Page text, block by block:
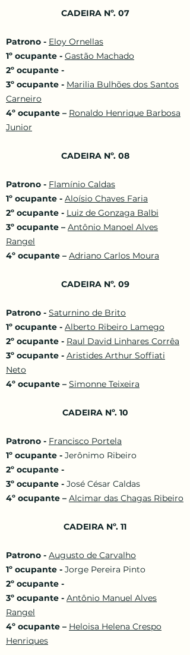
CADEIRA Nº. 07
Patrono - Eloy Ornellas
1º ocupante - Gastão Machado
2º ocupante -
3º ocupante - Marilia Bulhões dos Santos
Carneiro
4º ocupante – Ronaldo Henrique Barbosa
Junior
CADEIRA Nº. 08
Patrono - Flamínio Caldas
1º ocupante - Aloísio Chaves Faria
2º ocupante - Luiz de Gonzaga Balbi
3º ocupante – Antônio Manoel Alves
Rangel
4º ocupante – Adriano Carlos Moura
CADEIRA Nº. 09
Patrono - Saturnino de Brito
1º ocupante - Alberto Ribeiro Lamego
2º ocupante - Raul David Linhares Corrêa
3º ocupante - Aristides Arthur Soffiati
Neto
4º ocupante – Simonne Teixeira
CADEIRA Nº. 10
Patrono - Francisco Portela
1º ocupante - Jerônimo Ribeiro
2º ocupante -
3º ocupante - José César Caldas
4º ocupante – Alcimar das Chagas Ribeiro
CADEIRA Nº. 11
Patrono - Augusto de Carvalho
1º ocupante - Jorge Pereira Pinto
2º ocupante -
3º ocupante - Antônio Manuel Alves
Rangel
4º ocupante – Heloisa Helena Crespo
Henriques